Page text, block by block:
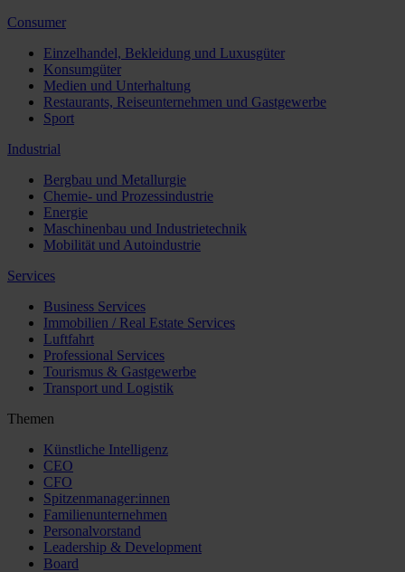
Consumer
Einzelhandel, Bekleidung und Luxusgüter
Konsumgüter
Medien und Unterhaltung
Restaurants, Reiseunternehmen und Gastgewerbe
Sport
Industrial
Bergbau und Metallurgie
Chemie- und Prozessindustrie
Energie
Maschinenbau und Industrietechnik
Mobilität und Autoindustrie
Services
Business Services
Immobilien / Real Estate Services
Luftfahrt
Professional Services
Tourismus & Gastgewerbe
Transport und Logistik
Themen
Künstliche Intelligenz
CEO
CFO
Spitzenmanager:innen
Familienunternehmen
Personalvorstand
Leadership & Development
Board